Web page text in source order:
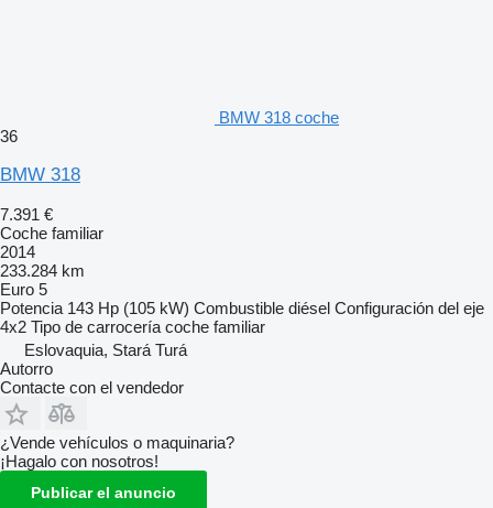
BMW 318 coche
36
BMW 318
7.391 €
Coche familiar
2014
233.284 km
Euro 5
Potencia 143 Hp (105 kW) Combustible diésel Configuración del eje
4x2 Tipo de carrocería coche familiar
Eslovaquia, Stará Turá
Autorro
Contacte con el vendedor
¿Vende vehículos o maquinaria?
¡Hagalo con nosotros!
Publicar el anuncio